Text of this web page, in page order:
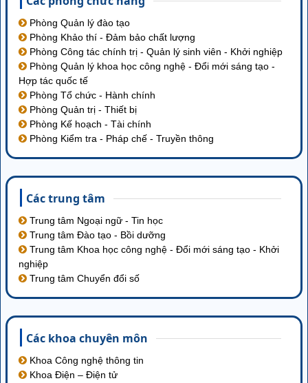
Phòng Quản lý đào tạo
Phòng Khảo thí - Đảm bảo chất lượng
Phòng Công tác chính trị - Quản lý sinh viên - Khởi nghiệp
Phòng Quản lý khoa học công nghệ - Đổi mới sáng tạo -
Hợp tác quốc tế
Phòng Tổ chức - Hành chính
Phòng Quản trị - Thiết bị
Phòng Kế hoạch - Tài chính
Phòng Kiểm tra - Pháp chế - Truyền thông
Các trung tâm
Trung tâm Ngoại ngữ - Tin học
Trung tâm Đào tạo - Bồi dưỡng
Trung tâm Khoa học công nghệ - Đổi mới sáng tạo - Khởi
nghiệp
Trung tâm Chuyển đổi số
Các khoa chuyên môn
Khoa Công nghệ thông tin
Khoa Điện – Điện tử